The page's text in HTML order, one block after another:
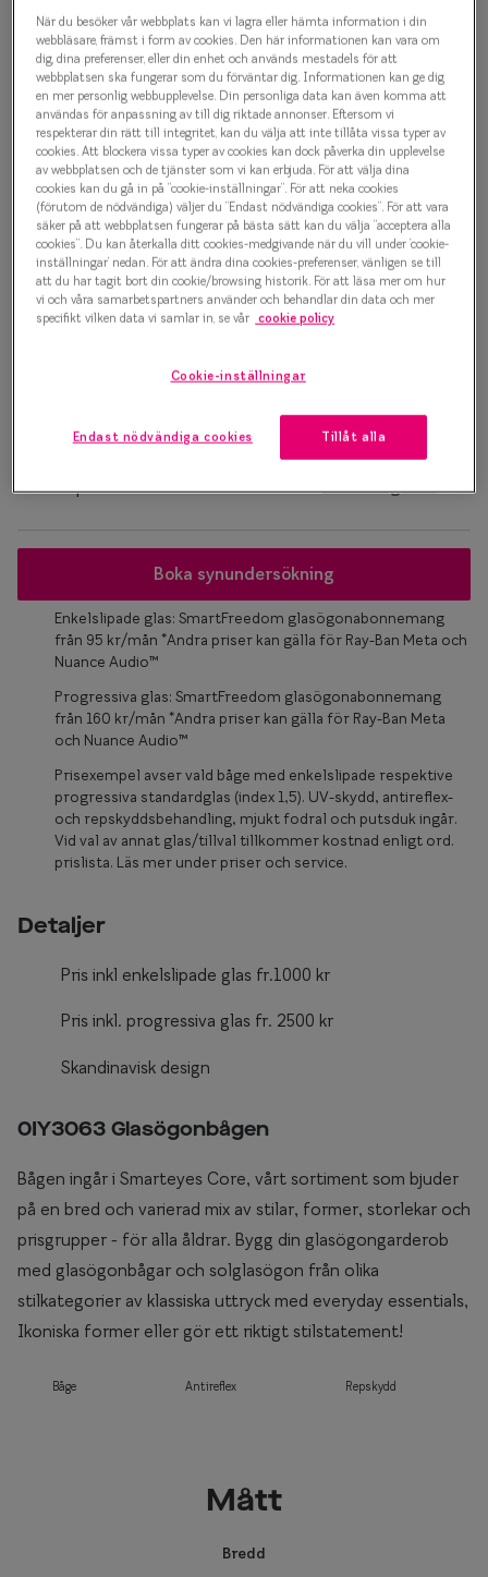
Taberg
Trender
Pure form 0IY3063 C03
Glasögonbåge
500 kr
Välj färg:
Havana
120-126 mm
Osäker på vilken storlek du har? Se vår Storleksguide
Boka synundersökning
Enkelslipade glas: SmartFreedom glasögonabonnemang
från 95 kr/mån *Andra priser kan gälla för Ray-Ban Meta och
Nuance Audio™
Progressiva glas: SmartFreedom glasögonabonnemang
från 160 kr/mån *Andra priser kan gälla för Ray-Ban Meta
och Nuance Audio™
Prisexempel avser vald båge med enkelslipade respektive
progressiva standardglas (index 1,5). UV-skydd, antireflex-
och repskyddsbehandling, mjukt fodral och putsduk ingår.
Vid val av annat glas/tillval tillkommer kostnad enligt ord.
prislista. Läs mer under priser och service.
Detaljer
Pris inkl enkelslipade glas fr.1000 kr
Pris inkl. progressiva glas fr. 2500 kr
Skandinavisk design
0IY3063 Glasögonbågen
Bågen ingår i Smarteyes Core, vårt sortiment som bjuder
på en bred och varierad mix av stilar, former, storlekar och
prisgrupper - för alla åldrar. Bygg din glasögongarderob
med glasögonbågar och solglasögon från olika
stilkategorier av klassiska uttryck med everyday essentials,
Ikoniska former eller gör ett riktigt stilstatement!
Båge Antireflex Repskydd
Mått
Bredd
När du besöker vår webbplats kan vi lagra eller hämta information i din
webbläsare, främst i form av cookies. Den här informationen kan vara om
dig, dina preferenser, eller din enhet och används mestadels för att
webbplatsen ska fungerar som du förväntar dig. Informationen kan ge dig
en mer personlig webbupplevelse. Din personliga data kan även komma att
användas för anpassning av till dig riktade annonser. Eftersom vi
respekterar din rätt till integritet, kan du välja att inte tillåta vissa typer av
cookies. Att blockera vissa typer av cookies kan dock påverka din upplevelse
av webbplatsen och de tjänster som vi kan erbjuda. För att välja dina
cookies kan du gå in på ”cookie-inställningar”. För att neka cookies
(förutom de nödvändiga) väljer du ”Endast nödvändiga cookies”. För att vara
säker på att webbplatsen fungerar på bästa sätt kan du välja ”acceptera alla
cookies”. Du kan återkalla ditt cookies-medgivande när du vill under ’cookie-
inställningar’ nedan. För att ändra dina cookies-preferenser, vänligen se till
att du har tagit bort din cookie/browsing historik. För att läsa mer om hur
vi och våra samarbetspartners använder och behandlar din data och mer
specifikt vilken data vi samlar in, se vår cookie policy
Cookie-inställningar
Endast nödvändiga cookies Tillåt alla